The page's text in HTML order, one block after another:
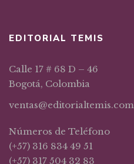
EDITORIAL TEMIS
Calle 17 # 68 D – 46
Bogotá, Colombia
ventas@editorialtemis.com
Números de Teléfono
(+57) 316 834 49 51
(+57) 317 504 32 83